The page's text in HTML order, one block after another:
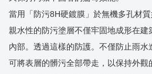
當用「防污8H硬鍍膜」於無機多孔材
親水性的防污塗層不僅牢固地成形在
內部。透過這樣的防護。不僅防止雨
可將表層的髒污全部帶走，以保持外觀